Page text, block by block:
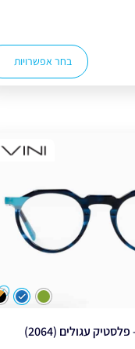
בחר אפשרויות
עגולים (2064)
צבע